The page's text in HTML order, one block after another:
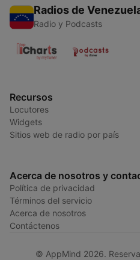
Radios de
Radio y Podcasts
Recursos
Locutores
Widgets
Sitios web de radio por país
Acerca de nosotros y
Política de privacidad
Términos del servicio
Acerca de nosotros
Contáctenos
© AppMind 2026.